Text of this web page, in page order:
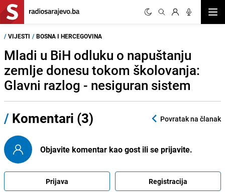
/ VIJESTI / BOSNA I HERCEGOVINA
Mladi u BiH odluku o napuštanju
zemlje donesu tokom školovanja:
Glavni razlog - nesiguran sistem
/ Komentari (3) Povratak na članak
Objavite komentar kao gost ili se prijavite.
Prijava Registracija